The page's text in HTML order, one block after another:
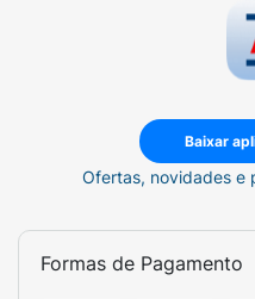
Baixar
Ofertas, novidades e
Formas de Pagamento